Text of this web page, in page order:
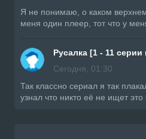
Я не понимаю, о каком
меня один плеер, тот что у
Русалка [1 - 11 серии
Сегодня, 01:30
Так классно сериал я так
узнал что никто её не ищет это